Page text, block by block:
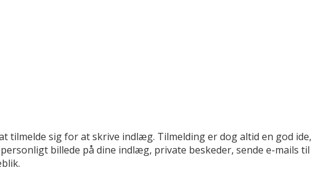
tilmelde sig for at skrive indlæg. Tilmelding er dog altid en god ide,
billede på dine indlæg, private beskeder, sende e-mails til